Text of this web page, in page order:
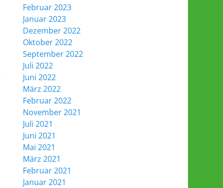
Februar 2023
Januar 2023
Dezember 2022
Oktober 2022
September 2022
Juli 2022
Juni 2022
März 2022
Februar 2022
November 2021
Juli 2021
Juni 2021
Mai 2021
März 2021
Februar 2021
Januar 2021